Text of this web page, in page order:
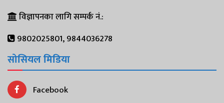
विज्ञापनका लागि सम्पर्क नं.:
9802025801, 9844036278
सोसियल मिडिया
Facebook